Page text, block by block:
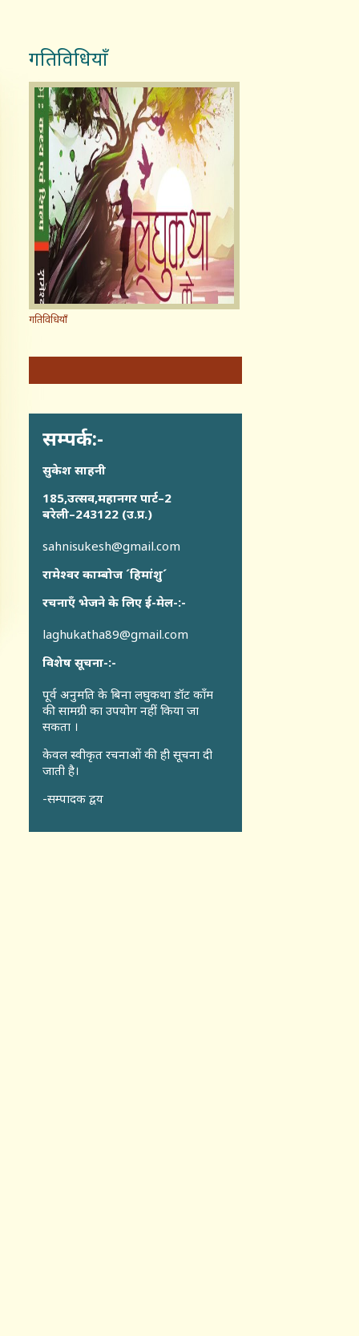
गतिविधियाँ
गतिविधियाँ
सम्पर्क:-
सुकेश साहनी
185,उत्सव,महानगर पार्ट–2
बरेली–243122 (उ.प्र.)
sahnisukesh@gmail.com
रामेश्वर काम्बोज ´हिमांशु´
रचनाएँ भेजने के लिए ई-मेल-:-
laghukatha89@gmail.com
विशेष सूचना-:-
पूर्व अनुमति के बिना लघुकथा डॉट कॉंम
की सामग्री का उपयोग नहीं किया जा
सकता ।
केवल स्वीकृत रचनाओं की ही सूचना दी
जाती है।
-सम्पादक द्वय